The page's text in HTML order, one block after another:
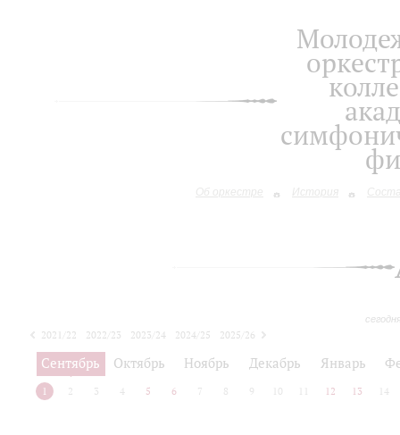
Об оркестре История
2021/22 2022/23 2023/24 2024/25
2025/26
2026/27
Сентябрь Октябрь Ноябрь Декабрь Январь
1 2 3 4 5 6 7 8 9 10 12 13 14